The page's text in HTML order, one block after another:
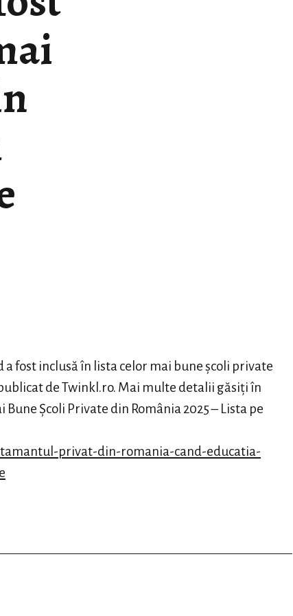
a fost inclusă în lista celor mai bune școli private
de Twinkl.ro. Mai multe detalii găsiți în
Școli Private din România 2025 – Lista pe
privat-din-romania-cand-educatia-